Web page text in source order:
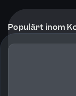
Populärt inom